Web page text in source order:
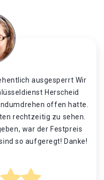
ausgesperrt Wir
Herscheid
offen hatte.
rechtzeitig zu sehen.
war der Festpreis
so aufgeregt! Danke!